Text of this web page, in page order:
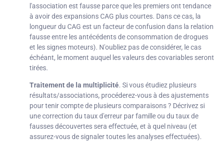
l'association est fausse parce que les premiers ont tendance
à avoir des expansions CAG plus courtes. Dans ce cas, la
longueur du CAG est un facteur de confusion dans la relation
fausse entre les antécédents de consommation de drogues
et les signes moteurs). N'oubliez pas de considérer, le cas
échéant, le moment auquel les valeurs des covariables seront
tirées.
Traitement de la multiplicité. Si vous étudiez plusieurs
résultats/associations, procéderez-vous à des ajustements
pour tenir compte de plusieurs comparaisons ? Décrivez si
une correction du taux d'erreur par famille ou du taux de
fausses découvertes sera effectuée, et à quel niveau (et
assurez-vous de signaler toutes les analyses effectuées).